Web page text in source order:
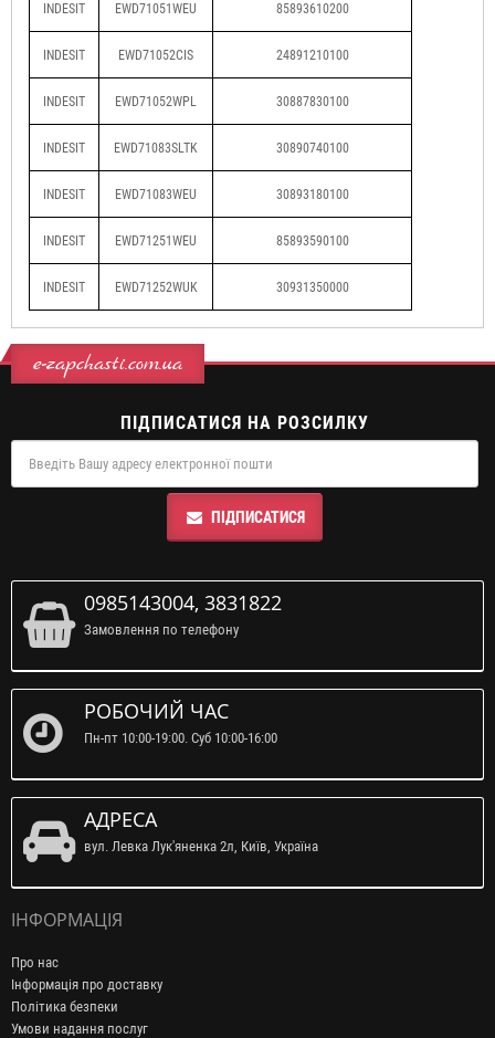
INDESIT EWD71051WEU 85893610200
INDESIT EWD71052CIS 24891210100
INDESIT EWD71052WPL 30887830100
INDESIT EWD71083SLTK 30890740100
INDESIT EWD71083WEU 30893180100
INDESIT EWD71251WEU 85893590100
INDESIT EWD71252WUK 30931350000
e-zapchasti.com.ua
ПІДПИСАТИСЯ НА РОЗСИЛКУ
ПІДПИСАТИСЯ
0985143004, 3831822
Замовлення по телефону
РОБОЧИЙ ЧАС
Пн-пт 10:00-19:00. Суб 10:00-16:00
АДРЕСА
вул. Левка Лук'яненка 2л, Київ, Україна
ІНФОРМАЦІЯ
Про нас
Інформація про доставку
Політика безпеки
Умови надання послуг